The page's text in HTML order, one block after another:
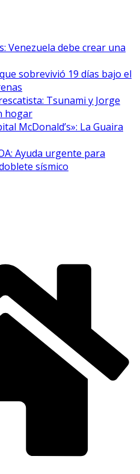
Venezuela debe crear una
sobrevivió 19 días bajo el
Tsunami y Jorge
hogar
McDonald’s»: La Guaira
Ayuda urgente para
sísmico